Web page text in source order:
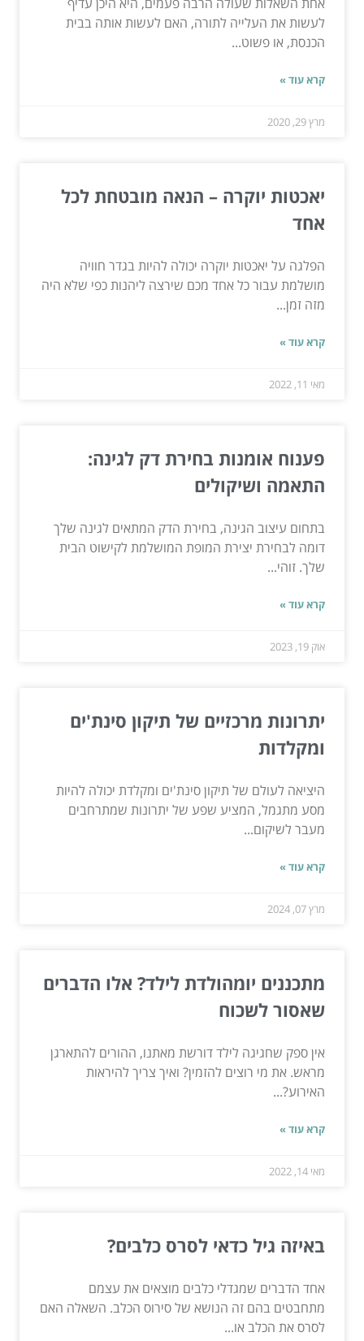
לעשות את העלייה לתורה, האם לעשות אותה בבית
הכנסת, או פשוט...
קרא עוד »
מרץ 29, 2020
יאכטות יוקרה – הנאה מובטחת לכל
אחד
הפלגה על יאכטות יוקרה יכולה להיות בגדר חוויה
מושלמת עבור כל אחד מכם שירצה ליהנות כפי שלא היה
מזה זמן...
קרא עוד »
מאי 11, 2022
פענוח אומנות בחירת דק לגינה:
התאמה ושיקולים
בתחום עיצוב הגינה, בחירת הדק המתאים לגינה שלך
דומה לבחירת יצירת המופת המושלמת לקישוט הבית
שלך. זוהי...
קרא עוד »
אוק 19, 2023
יתרונות מרכזיים של תיקון סינת'ים
ומקלדות
היציאה לעולם של תיקון סינת'ים ומקלדת יכולה להיות
מסע מתגמל, המציע שפע של יתרונות שמתרחבים
מעבר לשיקום...
קרא עוד »
מרץ 07, 2024
מתכננים יומהולדת לילד? אלו הדברים
שאסור לשכוח
אין ספק שחגיגה לילד דורשת מאתנו, ההורים להתארגן
מראש. את מי רוצים להזמין? ואיך צריך להיראות
האירוע?...
קרא עוד »
מאי 14, 2022
באיזה גיל כדאי לסרס כלבים?
אחד הדברים שמגדלי כלבים מוצאים את עצמם
מתחבטים בהם זה הנושא של סירוס הכלב. השאלה האם
לסרס את הכלב או...